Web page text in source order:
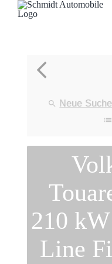
Neue Suche
210
Line